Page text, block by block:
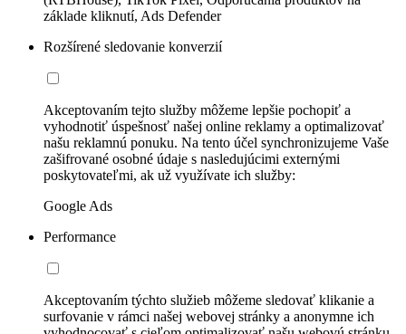
základe kliknutí, Ads Defender
Rozšírené sledovanie konverzií
Akceptovaním tejto služby môžeme lepšie pochopiť a
vyhodnotiť úspešnosť našej online reklamy a optimalizovať
našu reklamnú ponuku. Na tento účel synchronizujeme Vaše
zašifrované osobné údaje s nasledujúcimi externými
poskytovateľmi, ak už využívate ich služby:
Google Ads
Performance
Akceptovaním týchto služieb môžeme sledovať klikanie a
surfovanie v rámci našej webovej stránky a anonymne ich